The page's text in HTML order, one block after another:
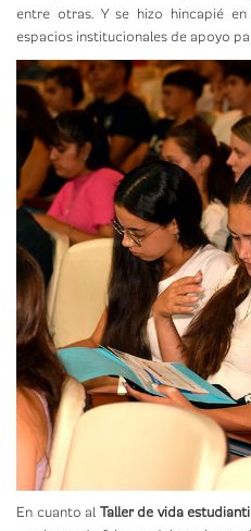
entre otras. Y se hizo hincapié
espacios institucionales de apoyo
En cuanto al Taller de vida